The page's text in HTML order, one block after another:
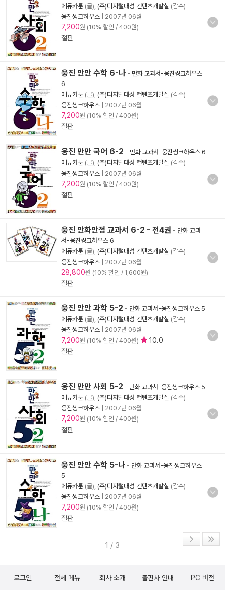
에듀카툰 (글), (주)디지털대성 컨텐츠개발실 (감수)
웅진씽크하우스
2007년 06월
7,200원 (10% 할인 / 400원)
절판
웅진 만만 수학 6-나 - 만화 교과서-웅진씽크하우스
6
에듀카툰 (글), (주)디지털대성 컨텐츠개발실 (감수)
웅진씽크하우스
2007년 06월
7,200원 (10% 할인 / 400원)
절판
웅진 만만 국어 6-2 - 만화 교과서-웅진씽크하우스 6
에듀카툰 (글), (주)디지털대성 컨텐츠개발실 (감수)
웅진씽크하우스
2007년 06월
7,200원 (10% 할인 / 400원)
절판
웅진 만화만점 교과서 6-2 - 전4권 - 만화 교과
서-웅진씽크하우스 6
에듀카툰 (글), (주)디지털대성 컨텐츠개발실 (감수)
웅진씽크하우스
2007년 06월
28,800원 (10% 할인 / 1,600원)
절판
웅진 만만 과학 5-2 - 만화 교과서-웅진씽크하우스 5
에듀카툰 (글), (주)디지털대성 컨텐츠개발실 (감수)
웅진씽크하우스
2007년 06월
7,200원 (10% 할인 / 400원)
10.0
절판
웅진 만만 사회 5-2 - 만화 교과서-웅진씽크하우스 5
에듀카툰 (글), (주)디지털대성 컨텐츠개발실 (감수)
웅진씽크하우스
2007년 06월
7,200원 (10% 할인 / 400원)
절판
웅진 만만 수학 5-나 - 만화 교과서-웅진씽크하우스
5
에듀카툰 (글), (주)디지털대성 컨텐츠개발실 (감수)
웅진씽크하우스
2007년 06월
7,200원 (10% 할인 / 400원)
절판
1 / 3
로그인 전체 메뉴 회사 소개 출판사 안내 PC 버전